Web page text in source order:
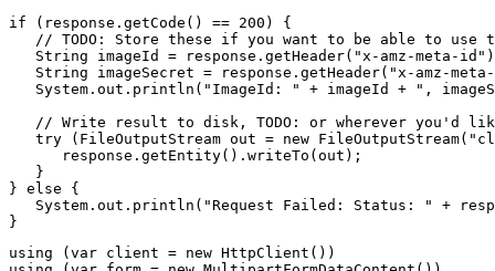
if (response.getCode() == 200) {
// TODO: Store these if you want to be able to use
String imageId = response.getHeader("x-amz-meta-
String imageSecret = response.getHeader("x-amz-
System.out.println("ImageId: " + imageId + ",
// Write result to disk, TODO: or wherever you'd
try (FileOutputStream out = new
      response.getEntity().writeTo(out);
   }
} else {
System.out.println("Request Failed: Status: " +
using (var client = new HttpClient())